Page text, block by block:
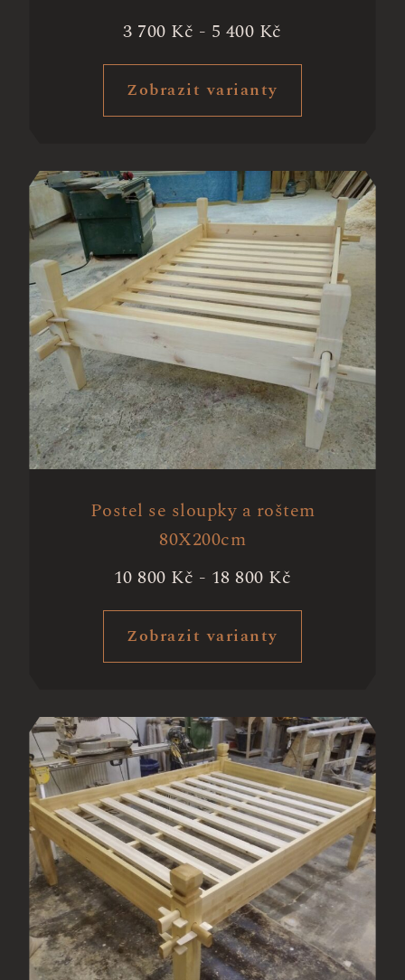
3 700 Kč - 5 400 Kč
Zobrazit varianty
Postel se sloupky a roštem
80X200cm
10 800 Kč - 18 800 Kč
Zobrazit varianty